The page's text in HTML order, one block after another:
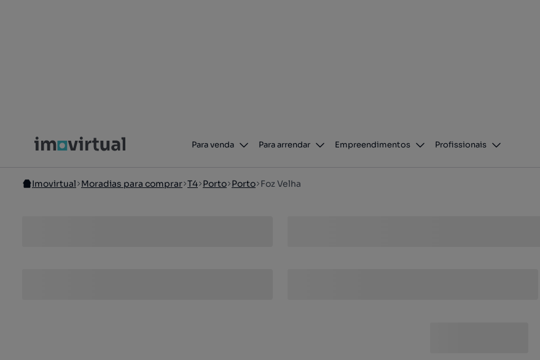
Para venda Para arrendar Empreendimentos Profissionais
Imovirtual Moradias para comprar T4 Porto Porto Foz Velha